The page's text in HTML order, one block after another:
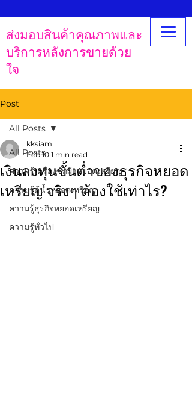
ส่งมอบสินค้าคุณภาพและ
บริการหลังการขายด้วย
ใจ
Post
All Posts
ความรู้เครื่องซักผ้าหยอดเหรียญ
ความรู้ตู้น้ำหยอดเหรียญ
ความรู้ธุรกิจหยอดเหรียญ
ความรู้ทั่วไป
All Posts
เงินลงทุนขั้นต่ำของธุรกิจหยอด
เหรียญ จริงๆ ต้องใช้เท่าไร?
kksiam
Feb 10 1 min read